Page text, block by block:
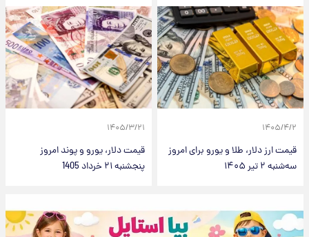
۱۴۰۵/۴/۲
قیمت ارز دلار، طلا و یورو برای امروز
سه‌شنبه ۲ تیر ۱۴۰۵
۱۴۰۵/۳/۲۱
قیمت دلار، یورو و پوند امروز
پنجشنبه ۲۱ خرداد 1405